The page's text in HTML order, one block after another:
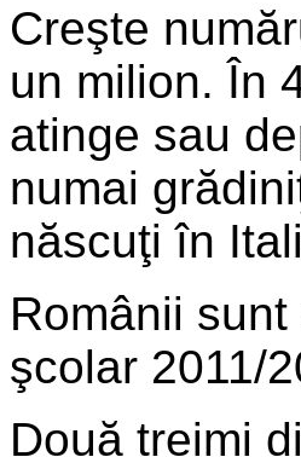
Creşte
un milion. În
atinge sau
numai
născuţi în
Românii
şcolar 2011/
Două treimi